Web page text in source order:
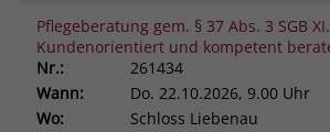
Pflegeberatung gem. § 37 Abs. 3 SGB XI.
Kundenorientiert und kompetent
Nr.:
261434
Wann:
Do. 22.10.2026, 9.00 Uhr
Wo:
Schloss Liebenau